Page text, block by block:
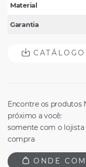
Material
Garantia
CATÁLOGO
Encontre os produtos
próximo a você:
somente com o lojista
compra
ONDE